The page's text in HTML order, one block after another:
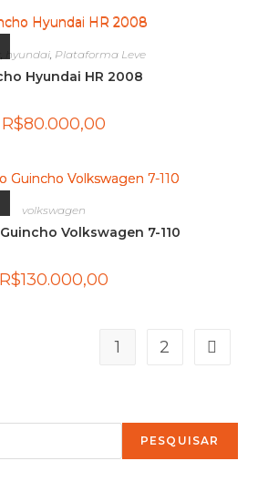
hyundai Plataforma Leve
Hyundai HR 2008
R$80.000,00
volkswagen
Volkswagen 7-110
R$130.000,00
1 2
PESQUISAR